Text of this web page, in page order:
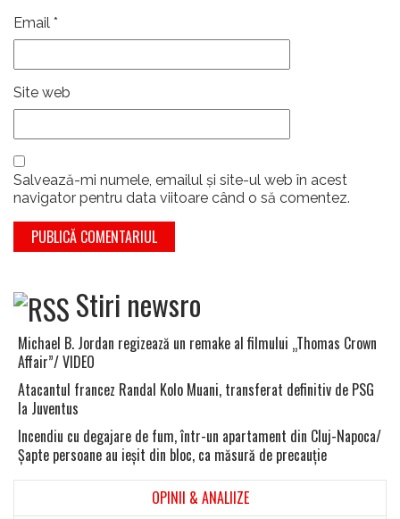
Email *
Site web
Salvează-mi numele, emailul și site-ul web în acest
navigator pentru data viitoare când o să comentez.
Stiri newsro
Michael B. Jordan regizează un remake al filmului „Thomas Crown
Affair”/ VIDEO
Atacantul francez Randal Kolo Muani, transferat definitiv de PSG
la Juventus
Incendiu cu degajare de fum, într-un apartament din Cluj-Napoca/
Şapte persoane au ieşit din bloc, ca măsură de precauţie
OPINII & ANALIIZE